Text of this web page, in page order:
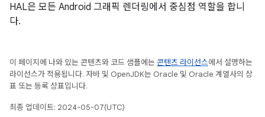
HAL은 모든 Android 그래픽 렌더링에서 중심점 역할을 합니
다.
이 페이지에 나와 있는 콘텐츠와 코드 샘플에는 콘텐츠 라이선스에서 설명하는
라이선스가 적용됩니다. 자바 및 OpenJDK는 Oracle 및 Oracle 계열사의 상
표 또는 등록 상표입니다.
최종 업데이트: 2024-05-07(UTC)